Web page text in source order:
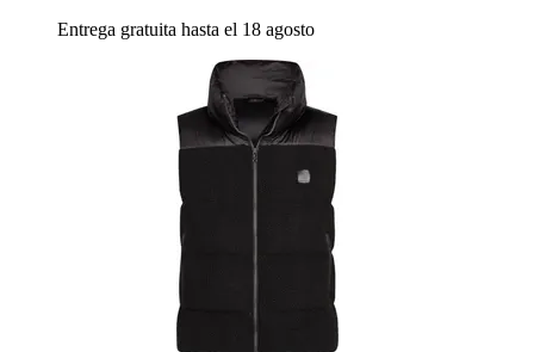
Entrega gratuita hasta el 18 agosto